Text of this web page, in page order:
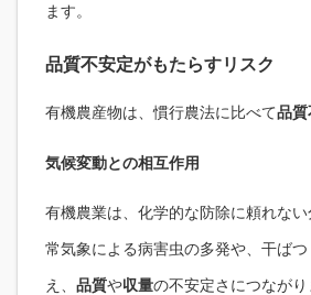
ます。
品質不安定がもたらすリスク
有機農産物は、慣行農法に比べて品質
気候変動との相互作用
有機農業は、化学的な防除に頼れない
常気象による病害虫の多発や、干ば
え、 品質や収量の不安定さにつなが